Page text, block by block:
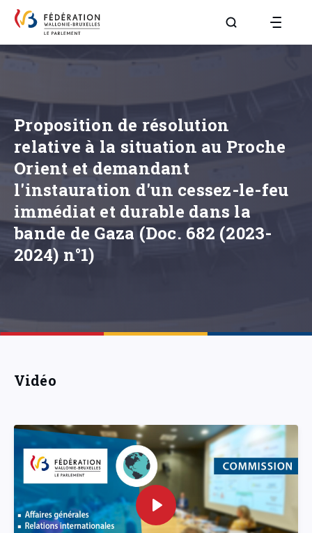
Aller à la page
Proposition de résolution
relative à la situation au Proche
Orient et demandant
l'instauration d'un cessez-le-feu
immédiat et durable dans la
bande de Gaza (Doc. 682 (2023-
2024) n°1)
Vidéo